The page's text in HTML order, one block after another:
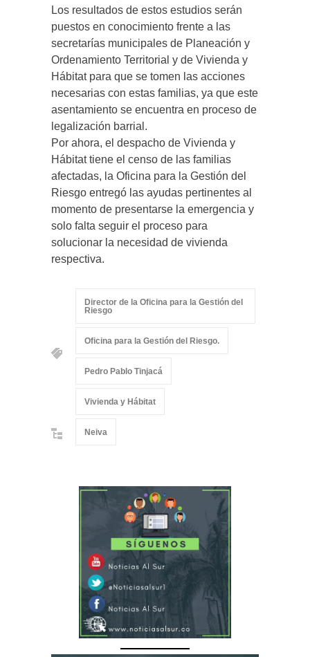
Los resultados de estos estudios serán
puestos en conocimiento frente a las
secretarías municipales de Planeación y
Ordenamiento Territorial y de Vivienda y
Hábitat para que se tomen las acciones
necesarias con estas familias, ya que este
asentamiento se encuentra en proceso de
legalización barrial.
Por ahora, el despacho de Vivienda y
Hábitat tiene el censo de las familias
afectadas, la Oficina para la Gestión del
Riesgo entregó las ayudas pertinentes al
momento de presentarse la emergencia y
solo falta seguir el proceso para
solucionar la necesidad de vivienda
respectiva.
Director de la Oficina para la Gestión del
Riesgo
Oficina para la Gestión del Riesgo.
Pedro Pablo Tinjacá
Vivienda y Hábitat
Neiva